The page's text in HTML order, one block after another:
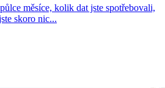
měsíce, kolik dat jste spotřebovali,
skoro nic...